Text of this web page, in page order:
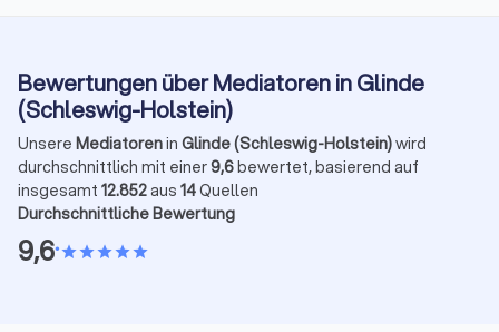
Bewertungen über Mediatoren in Glinde
(Schleswig-Holstein)
Unsere Mediatorenin Glinde (Schleswig-Holstein)wird
durchschnittlich mit einer9,6bewertet, basierend auf
insgesamt 12.852aus 14Quellen
Durchschnittliche Bewertung
9,6•starstarstarstarstar